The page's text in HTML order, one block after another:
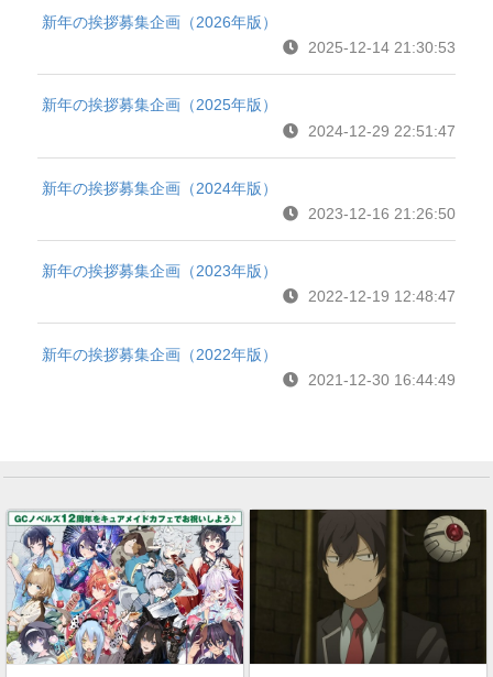
新年の挨拶募集企画（2026年版）
2025-12-14 21:30:53
新年の挨拶募集企画（2025年版）
2024-12-29 22:51:47
新年の挨拶募集企画（2024年版）
2023-12-16 21:26:50
新年の挨拶募集企画（2023年版）
2022-12-19 12:48:47
新年の挨拶募集企画（2022年版）
2021-12-30 16:44:49